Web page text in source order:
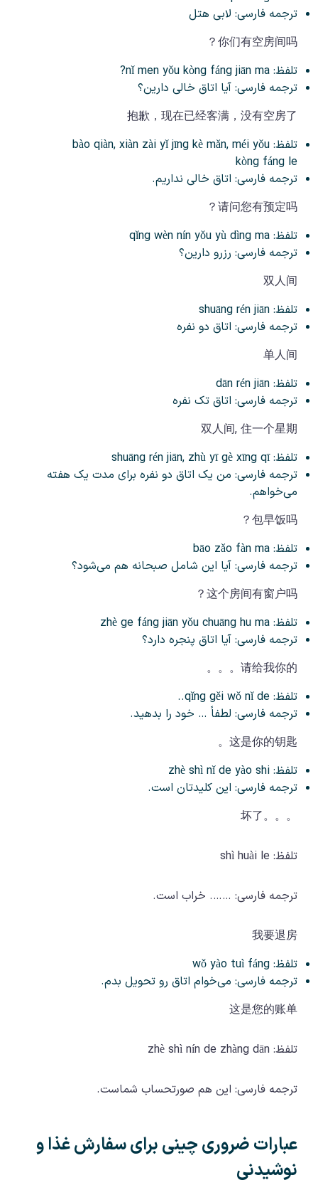
ترجمه فارسی: لابی هتل
你们有空房间吗？
تلفظ: nǐ men yǒu kòng fáng jiān ma?
ترجمه فارسی: آیا اتاق خالی دارین؟
抱歉，现在已经客满，没有空房了
تلفظ: bào qiàn, xiàn zài yǐ jīng kè mǎn, méi yǒu
kòng fáng le
ترجمه فارسی: اتاق خالی نداریم.
请问您有预定吗？
تلفظ: qǐng wèn nín yǒu yù dìng ma
ترجمه فارسی: رزرو دارین؟
双人间
تلفظ: shuāng rén jiān
ترجمه فارسی: اتاق دو نفره
单人间
تلفظ: dān rén jiān
ترجمه فارسی: اتاق تک نفره
双人间, 住一个星期
تلفظ: shuāng rén jiān, zhù yī gè xīng qī
ترجمه فارسی: من یک اتاق دو نفره برای مدت یک هفته
می‌خواهم.
包早饭吗？
تلفظ: bāo zǎo fàn ma
ترجمه فارسی: آیا این شامل صبحانه هم می‌شود؟
这个房间有窗户吗？
تلفظ: zhè ge fáng jiān yǒu chuāng hu ma
ترجمه فارسی: آیا اتاق پنجره دارد؟
请给我你的。。。
تلفظ: qǐng gěi wǒ nǐ de..
ترجمه فارسی: لطفاً … خود را بدهید.
这是你的钥匙。
تلفظ: zhè shì nǐ de yào shi
ترجمه فارسی: این کلیدتان است.
。。。坏了
تلفظ: shì huài le
ترجمه فارسی: ……. خراب است.
我要退房
تلفظ: wǒ yào tuì fáng
ترجمه فارسی: می‌خوام اتاق رو تحویل بدم.
这是您的账单
تلفظ: zhè shì nín de zhàng dān
ترجمه فارسی: این هم صورتحساب شماست.
عبارات ضروری چینی برای سفارش غذا و
نوشیدنی